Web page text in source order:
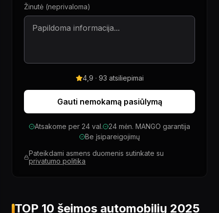
Žinutė (neprivaloma)
4,9 · 93 atsiliepimai
Gauti nemokamą pasiūlymą
Atsakome per 24 val.
24 mėn. MANGO garantija
Be įsipareigojimų
Pateikdami asmens duomenis sutinkate su
privatumo politika
TOP 10 šeimos automobilių 2025